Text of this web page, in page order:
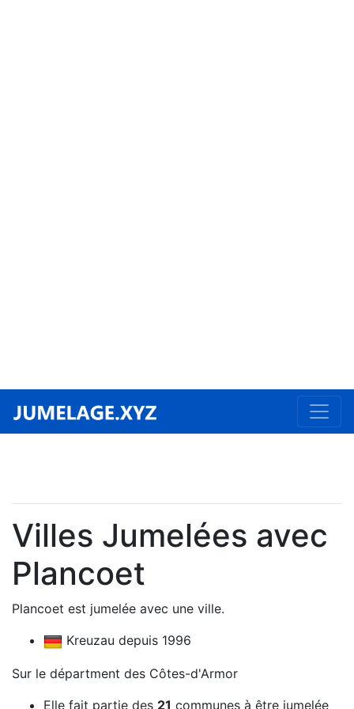
Villes Jumelées avec
Plancoet
Plancoet est jumelée avec une ville.
Kreuzau depuis 1996
Sur le départment des Côtes-d'Armor
Elle fait partie des 21 communes à être jumelée